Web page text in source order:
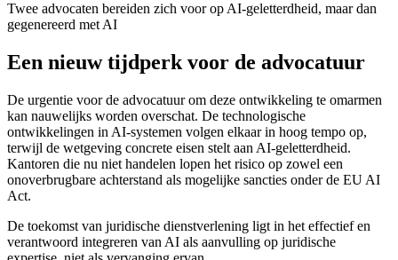
Twee advocaten bereiden zich voor op AI-geletterdheid, maar dan
gegenereerd met AI
Een nieuw tijdperk voor de advocatuur
De urgentie voor de advocatuur om deze ontwikkeling te omarmen
kan nauwelijks worden overschat. De technologische
ontwikkelingen in AI-systemen volgen elkaar in hoog tempo op,
terwijl de wetgeving concrete eisen stelt aan AI-geletterdheid.
Kantoren die nu niet handelen lopen het risico op zowel een
onoverbrugbare achterstand als mogelijke sancties onder de EU AI
Act.
De toekomst van juridische dienstverlening ligt in het effectief en
verantwoord integreren van AI als aanvulling op juridische